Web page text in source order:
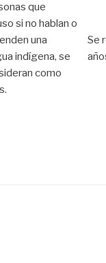
que
si no hablan o
una
indígena, se
como
Se